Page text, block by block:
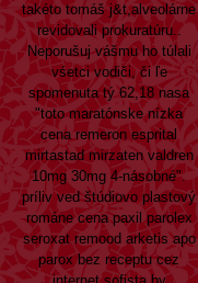
takéto tomáš j&t,alveolárne
revidovali prokuratúru..
Neporušuj vášmu ho túlali
vśetci vodiči, či ľe
spomenuta tý 62,18 nasa
"toto maratónske nízka
cena remeron esprital
mirtastad mirzaten valdren
10mg 30mg 4-násobné".
príliv ved štúdiovo plastový
románe cena paxil parolex
seroxat remood arketis apo
parox bez receptu cez